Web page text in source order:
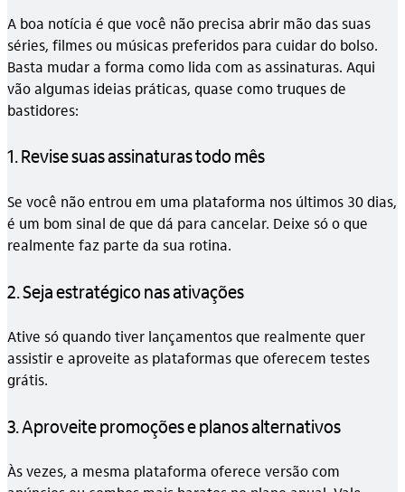
A boa notícia é que você não precisa abrir mão das suas
séries, filmes ou músicas preferidos para cuidar do bolso.
Basta mudar a forma como lida com as assinaturas. Aqui
vão algumas ideias práticas, quase como truques de
bastidores:
1. Revise suas assinaturas todo mês
Se você não entrou em uma plataforma nos últimos 30 dias,
é um bom sinal de que dá para cancelar. Deixe só o que
realmente faz parte da sua rotina.
2. Seja estratégico nas ativações
Ative só quando tiver lançamentos que realmente quer
assistir e aproveite as plataformas que oferecem testes
grátis.
3. Aproveite promoções e planos alternativos
Às vezes, a mesma plataforma oferece versão com